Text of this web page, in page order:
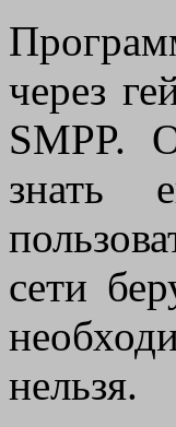
через
SMPP.
знать
сети
нельзя.